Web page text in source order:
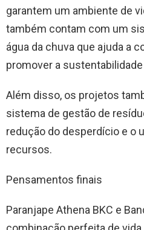
garantem um ambiente de
também contam com um
água da chuva que ajuda a
promover a
Além disso, os projetos
sistema de gestão de
redução do desperdício e o
recursos.
Pensamentos finais
Paranjape Athena BKC e